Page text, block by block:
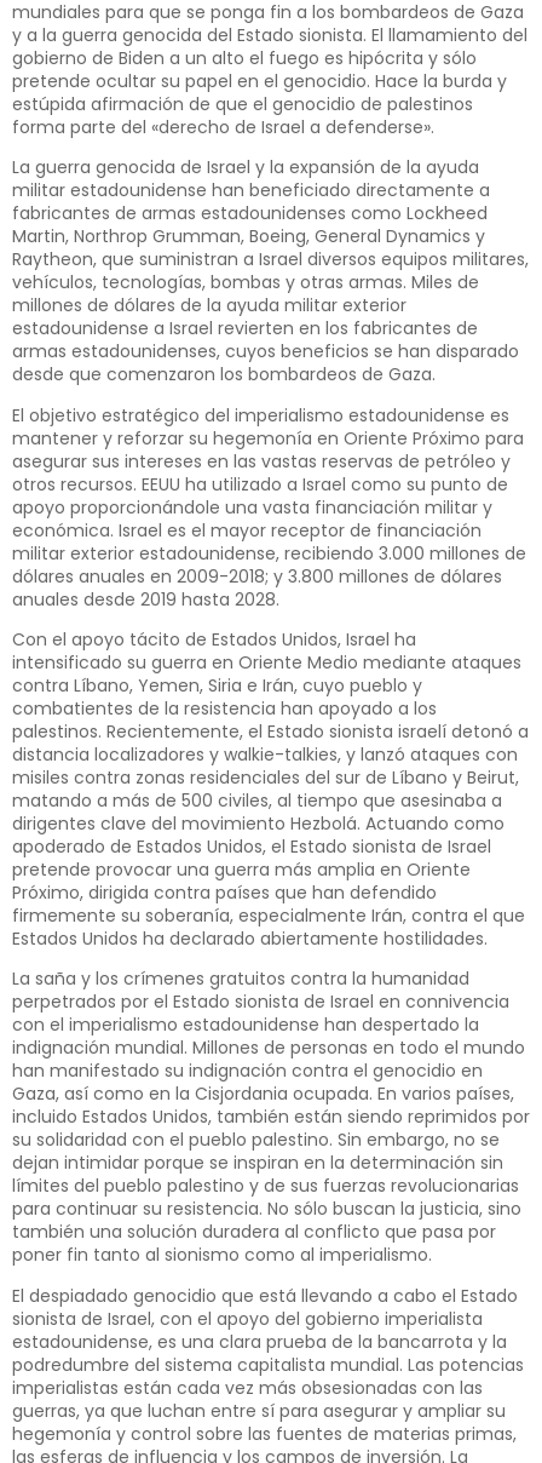
mundiales para que se ponga fin a los bombardeos de Gaza
y a la guerra genocida del Estado sionista. El llamamiento del
gobierno de Biden a un alto el fuego es hipócrita y sólo
pretende ocultar su papel en el genocidio. Hace la burda y
estúpida afirmación de que el genocidio de palestinos
forma parte del «derecho de Israel a defenderse».
La guerra genocida de Israel y la expansión de la ayuda
militar estadounidense han beneficiado directamente a
fabricantes de armas estadounidenses como Lockheed
Martin, Northrop Grumman, Boeing, General Dynamics y
Raytheon, que suministran a Israel diversos equipos militares,
vehículos, tecnologías, bombas y otras armas. Miles de
millones de dólares de la ayuda militar exterior
estadounidense a Israel revierten en los fabricantes de
armas estadounidenses, cuyos beneficios se han disparado
desde que comenzaron los bombardeos de Gaza.
El objetivo estratégico del imperialismo estadounidense es
mantener y reforzar su hegemonía en Oriente Próximo para
asegurar sus intereses en las vastas reservas de petróleo y
otros recursos. EEUU ha utilizado a Israel como su punto de
apoyo proporcionándole una vasta financiación militar y
económica. Israel es el mayor receptor de financiación
militar exterior estadounidense, recibiendo 3.000 millones de
dólares anuales en 2009-2018; y 3.800 millones de dólares
anuales desde 2019 hasta 2028.
Con el apoyo tácito de Estados Unidos, Israel ha
intensificado su guerra en Oriente Medio mediante ataques
contra Líbano, Yemen, Siria e Irán, cuyo pueblo y
combatientes de la resistencia han apoyado a los
palestinos. Recientemente, el Estado sionista israelí detonó a
distancia localizadores y walkie-talkies, y lanzó ataques con
misiles contra zonas residenciales del sur de Líbano y Beirut,
matando a más de 500 civiles, al tiempo que asesinaba a
dirigentes clave del movimiento Hezbolá. Actuando como
apoderado de Estados Unidos, el Estado sionista de Israel
pretende provocar una guerra más amplia en Oriente
Próximo, dirigida contra países que han defendido
firmemente su soberanía, especialmente Irán, contra el que
Estados Unidos ha declarado abiertamente hostilidades.
La saña y los crímenes gratuitos contra la humanidad
perpetrados por el Estado sionista de Israel en connivencia
con el imperialismo estadounidense han despertado la
indignación mundial. Millones de personas en todo el mundo
han manifestado su indignación contra el genocidio en
Gaza, así como en la Cisjordania ocupada. En varios países,
incluido Estados Unidos, también están siendo reprimidos por
su solidaridad con el pueblo palestino. Sin embargo, no se
dejan intimidar porque se inspiran en la determinación sin
límites del pueblo palestino y de sus fuerzas revolucionarias
para continuar su resistencia. No sólo buscan la justicia, sino
también una solución duradera al conflicto que pasa por
poner fin tanto al sionismo como al imperialismo.
El despiadado genocidio que está llevando a cabo el Estado
sionista de Israel, con el apoyo del gobierno imperialista
estadounidense, es una clara prueba de la bancarrota y la
podredumbre del sistema capitalista mundial. Las potencias
imperialistas están cada vez más obsesionadas con las
guerras, ya que luchan entre sí para asegurar y ampliar su
hegemonía y control sobre las fuentes de materias primas,
las esferas de influencia y los campos de inversión. La